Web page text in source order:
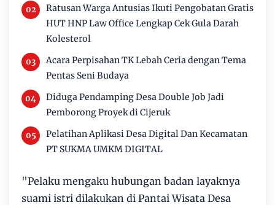
Ratusan Warga Antusias Ikuti Pengobatan Gratis
HUT HNP Law Office Lengkap Cek Gula Darah
Kolesterol
Acara Perpisahan TK Lebah Ceria dengan Tema
Pentas Seni Budaya
Diduga Pendamping Desa Double Job Jadi
Pemborong Proyek di Cijeruk
Pelatihan Aplikasi Desa Digital Dan Kecamatan
PT SUKMA UMKM DIGITAL
"Pelaku mengaku hubungan badan layaknya
suami istri dilakukan di Pantai Wisata Desa